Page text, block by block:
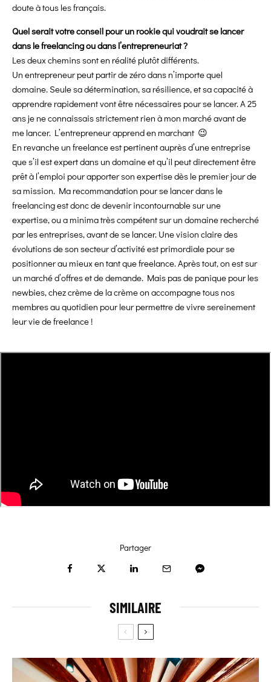
doute à tous les français.
Quel serait votre conseil pour un rookie qui voudrait se lancer
dans le freelancing ou dans l’entrepreneuriat ?
Les deux chemins sont en réalité plutôt différents.
Un entrepreneur peut partir de zéro dans n’importe quel
domaine. Seule sa détermination, sa résilience, et sa capacité à
apprendre rapidement vont être nécessaires pour se lancer. A 25
ans je ne connaissais strictement rien à mon marché avant de
me lancer. L’entrepreneur apprend en marchant 😉
En revanche un freelance est pertinent auprès d’une entreprise
que s’il est expert dans un domaine et qu’il peut directement être
prêt à l’emploi pour apporter son expertise dès le premier jour de
sa mission. Ma recommandation pour se lancer dans le
freelancing est donc de devenir incontournable sur une
expertise, ou a minima très compétent sur un domaine recherché
par les entreprises, avant de se lancer. Une vision claire des
évolutions de son secteur d’activité est primordiale pour se
positionner au mieux en tant que freelance. Après tout, on est sur
un marché d’offres et de demande. Mais pas de panique pour les
newbies, chez crème de la crème on accompagne tous nos
membres au quotidien pour leur permettre de vivre sereinement
leur vie de freelance !
Partager
SIMILAIRE